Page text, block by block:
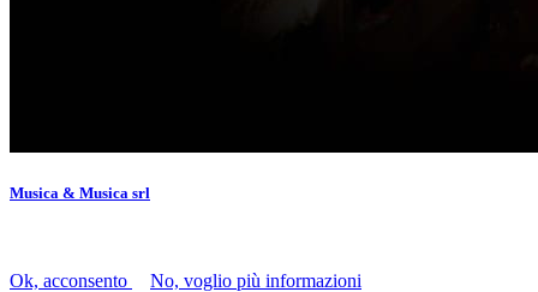
Musica & Musica srl
Ok, acconsento
No, voglio più informazioni